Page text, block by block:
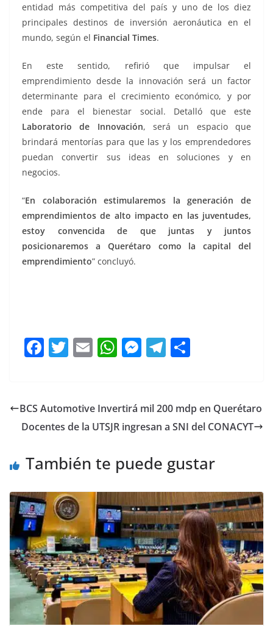
entidad más competitiva del país y uno de los diez
principales destinos de inversión aeronáutica en el
mundo, según el Financial Times.
En este sentido, refirió que impulsar el
emprendimiento desde la innovación será un factor
determinante para el crecimiento económico, y por
ende para el bienestar social. Detalló que este
Laboratorio de Innovación, será un espacio que
brindará mentorías para que las y los emprendedores
puedan convertir sus ideas en soluciones y en
negocios.
“En colaboración estimularemos la generación de
emprendimientos de alto impacto en las juventudes,
estoy convencida de que juntas y juntos
posicionaremos a Querétaro como la capital del
emprendimiento” concluyó.
F
e
b
o
T
er
E
l
W
s
A
p
M
e
n
er
T
gr
a
p
ar
BCS Automotive Invertirá mil 200 mdp en Querétaro
Docentes de la UTSJR ingresan a SNI del CONACYT
También te puede gustar